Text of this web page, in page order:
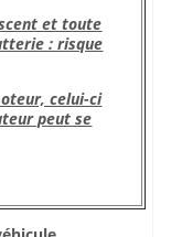
et toute
: risque
celui-ci
peut se